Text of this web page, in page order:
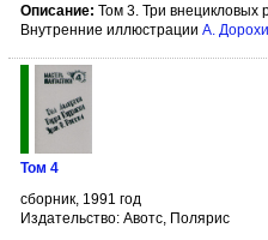
Описание: Том 3. Три внецикловых
Внутренние иллюстрации А.
Том 4
сборник, 1991 год
Издательство: Авотс, Полярис